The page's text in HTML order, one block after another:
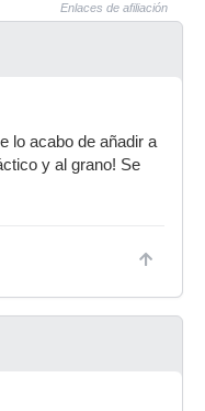
Enlaces de afiliación
lo acabo de añadir a
y al grano! Se